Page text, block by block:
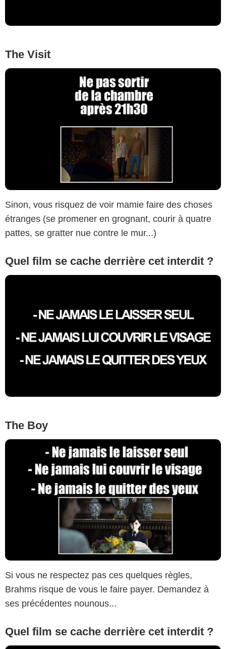
The Visit
Sinon, vous risquez de voir mamie faire des choses
étranges (se promener en grognant, courir à quatre
pattes, se gratter nue contre le mur...)
Quel film se cache derrière cet interdit ?
The Boy
Si vous ne respectez pas ces quelques règles,
Brahms risque de vous le faire payer. Demandez à
ses précédentes nounous...
Quel film se cache derrière cet interdit ?